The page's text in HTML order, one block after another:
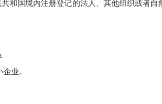
国境内注册登记的法人、其他组织或者自
业。